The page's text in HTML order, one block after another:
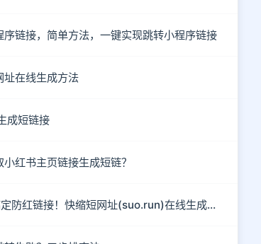
序链接，简单方法，一键实现跳转小程序链接
址在线生成方法
成短链接
红书主页链接生成短链？
3分钟搞定防红链接！快缩短网址(suo.run)在线生成指南